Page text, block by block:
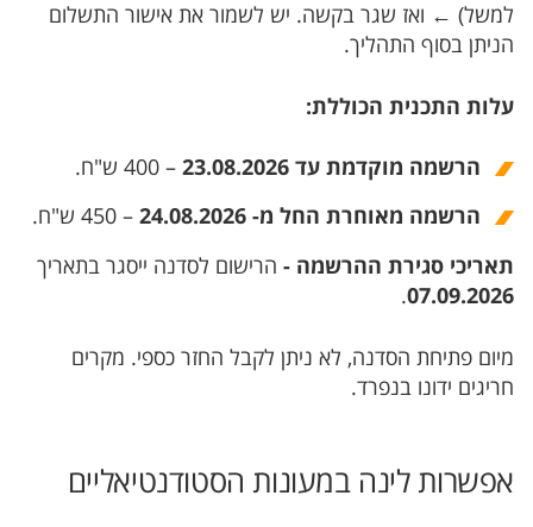
למשל) ← ואז שגר בקשה. יש לשמור את אישור התשלום
הניתן בסוף התהליך.
עלות התכנית הכוללת:
הרשמה מוקדמת עד 23.08.2026 – 400 ש"ח.
הרשמה מאוחרת החל מ- 24.08.2026 – 450 ש"ח.
תאריכי סגירת ההרשמה - הרישום לסדנה ייסגר בתאריך
07.09.2026
.
מיום פתיחת הסדנה, לא ניתן לקבל החזר כספי. מקרים
חריגים ידונו בנפרד.
אפשרות לינה במעונות הסטודנטיאליים